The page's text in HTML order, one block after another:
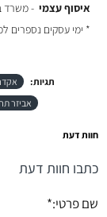
איסוף עצמי - משרד באר
* ימי עסקים נספרים
תגיות: אקדח
אביזר
חוות דעת
כתבו חוות דעת
שם פרטי: